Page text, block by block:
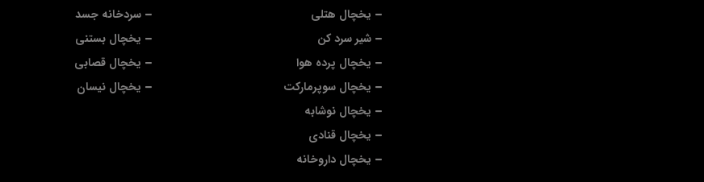
یخچال هتلی
شیر سرد کن
یخچال پرده هوا
یخچال سوپرمارکت
یخچال نوشابه
یخچال قنادی
یخچال داروخانه
سردخانه جسد
یخچال بستنی
یخچال قصابی
یخچال نیسان